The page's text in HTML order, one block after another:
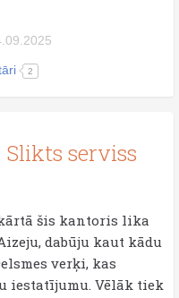
2
Slikts serviss
šis kantoris lika
dabūju kaut kādu
verķi, kas
iestatījumu. Vēlāk tiek